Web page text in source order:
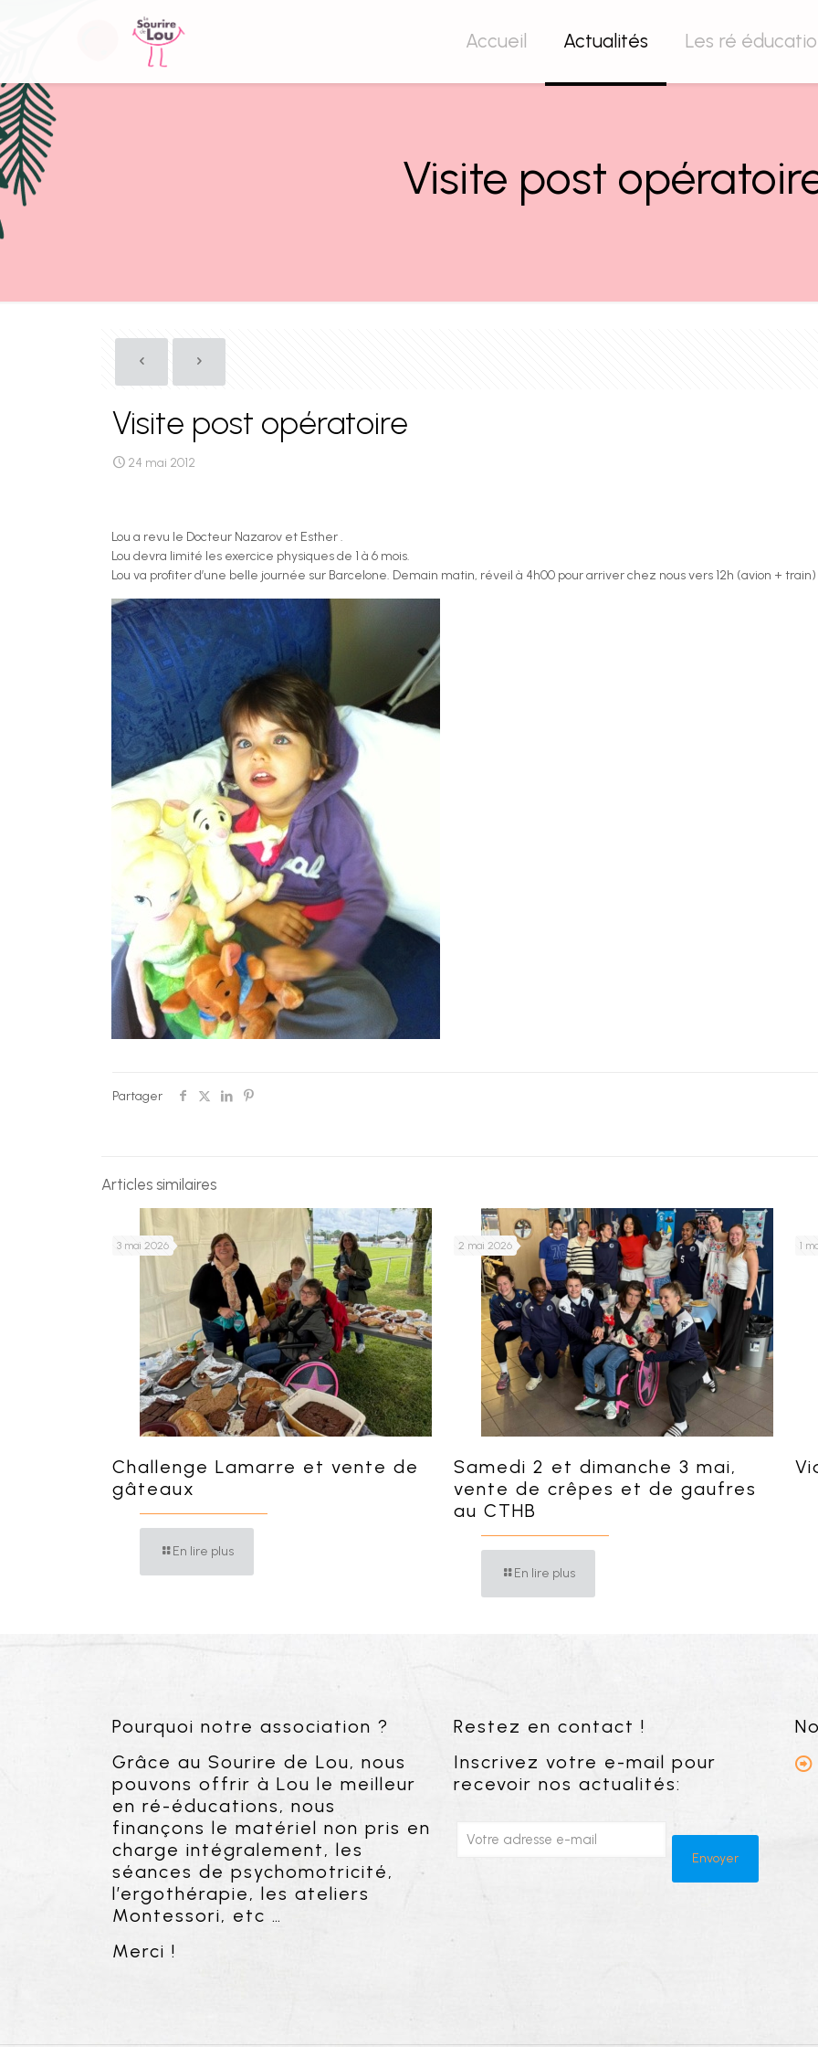
Accueil Actualités Les ré
Visite post
Visite post opératoire
24 mai 2012
Lou a revu le Docteur Nazarov et Esther .
Lou devra limité les exercice physiques de 1 à 6 mois.
Lou va profiter d’une belle journée sur Barcelone. Demain matin, réveil à 4h00 pour arriver chez nous vers 12h (avion + train)
Partager
Articles similaires
3 mai 2026
Challenge Lamarre et vente de
gâteaux
En lire plus
2 mai 2026
Samedi 2 et dimanche 3 mai,
vente de crêpes et de gaufres
au CTHB
En lire plus
1
Pourquoi notre association ?
Grâce au Sourire de Lou, nous
pouvons offrir à Lou le meilleur
en ré-éducations, nous
finançons le matériel non pris en
charge intégralement, les
séances de psychomotricité,
l’ergothérapie, les ateliers
Montessori, etc …
Merci !
Restez en contact !
Inscrivez votre e-mail pour
recevoir nos actualités: